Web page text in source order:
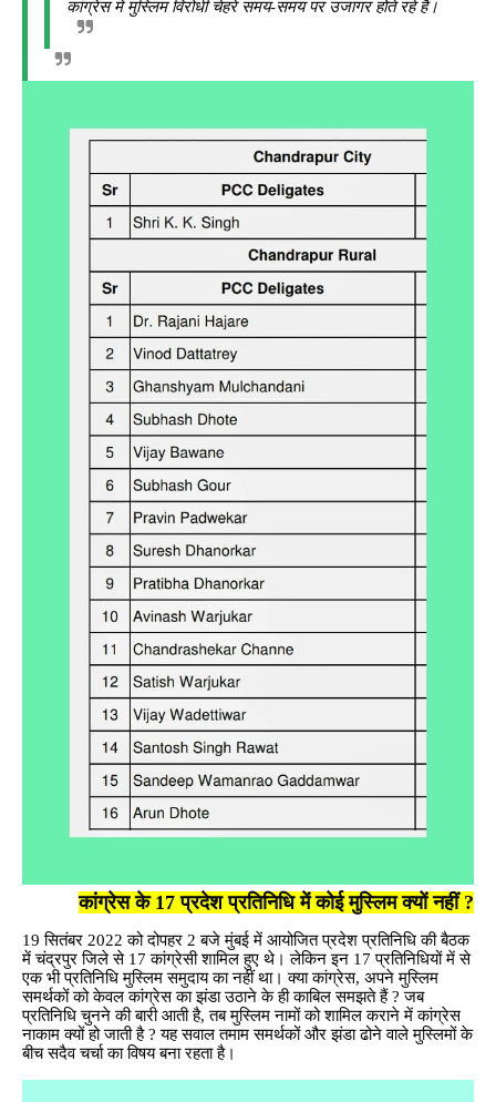
कांग्रेस में मुस्लिम विरोधी चेहरे समय-समय पर उजागर होते रहे हैं।
कांग्रेस के 17 प्रदेश प्रतिनिधि में कोई मुस्लिम क्यों नहीं ?
19 सितंबर 2022 को दोपहर 2 बजे मुंबई में आयोजित प्रदेश प्रतिनिधि की बैठक
में चंद्रपुर जिले से 17 कांग्रेसी शामिल हुए थे। लेकिन इन 17 प्रतिनिधियों में से
एक भी प्रतिनिधि मुस्लिम समुदाय का नहीं था। क्या कांग्रेस, अपने मुस्लिम
समर्थकों को केवल कांग्रेस का झंडा उठाने के ही काबिल समझते हैं ? जब
प्रतिनिधि चुनने की बारी आती है, तब मुस्लिम नामों को शामिल कराने में कांग्रेस
नाकाम क्यों हो जाती है ? यह सवाल तमाम समर्थकों और झंडा ढोने वाले मुस्लिमों के
बीच सदैव चर्चा का विषय बना रहता है।